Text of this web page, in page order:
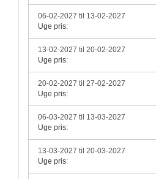
06-02-2027 til 13-02-2027
Uge pris:
13-02-2027 til 20-02-2027
Uge pris:
20-02-2027 til 27-02-2027
Uge pris:
06-03-2027 til 13-03-2027
Uge pris:
13-03-2027 til 20-03-2027
Uge pris: